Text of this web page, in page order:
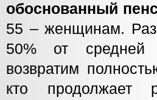
обоснованный
55 – женщинам.
50% от средней
возвратим
кто продолжает